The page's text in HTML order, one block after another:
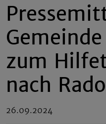
zum
nach
26.09.2024